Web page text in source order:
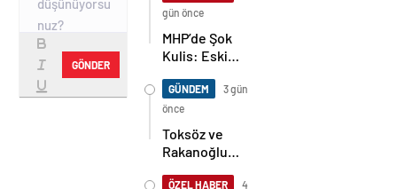
GÖNDER
gün önce
MHP’de Şok
Kulis: Eski
Sahnede!
Korkmaz Yol
Vermiyor
GÜNDEM
3 gün
önce
Toksöz ve
Rakanoğlu
ÖZEL HABER
4